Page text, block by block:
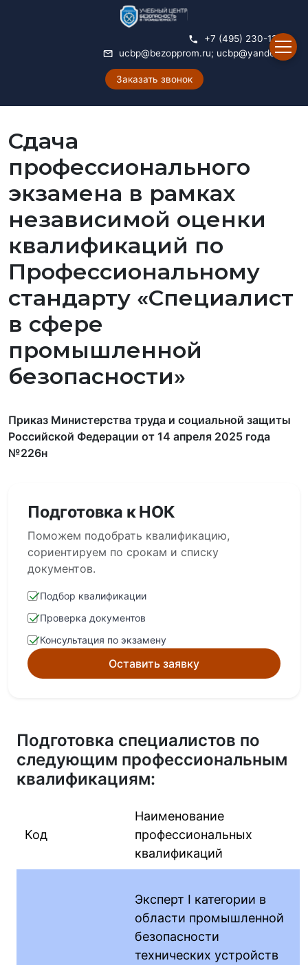
+7 (495) 230-12-14
ucbp@bezopprom.ru; ucbp@yandex.ru
Заказать звонок
Сдача
профессионального
экзамена в рамках
независимой оценки
квалификаций по
Профессиональному
стандарту «Специалист
в сфере
промышленной
безопасности»
Приказ Министерства труда и социальной защиты
Российской Федерации от 14 апреля 2025 года
№226н
Подготовка к НОК
Поможем подобрать квалификацию,
сориентируем по срокам и списку
документов.
Подбор квалификации
Проверка документов
Консультация по экзамену
Оставить заявку
Подготовка специалистов по
следующим профессиональным
квалификациям:
Код
Наименование
профессиональных
квалификаций
Эксперт I категории в
области промышленной
безопасности
технических устройств